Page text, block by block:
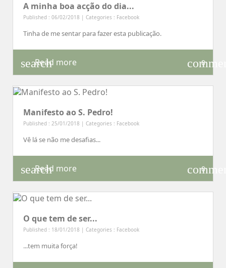
A minha boa acção do dia...
Published : 06/02/2018 | Categories : Facebook
Tinha de me sentar para fazer esta publicação.
search
Read more 0
Manifesto ao S. Pedro!
Published : 25/01/2018 | Categories : Facebook
Vê lá se não me desafias...
search
Read more 0
O que tem de ser...
Published : 18/01/2018 | Categories : Facebook
...tem muita força!